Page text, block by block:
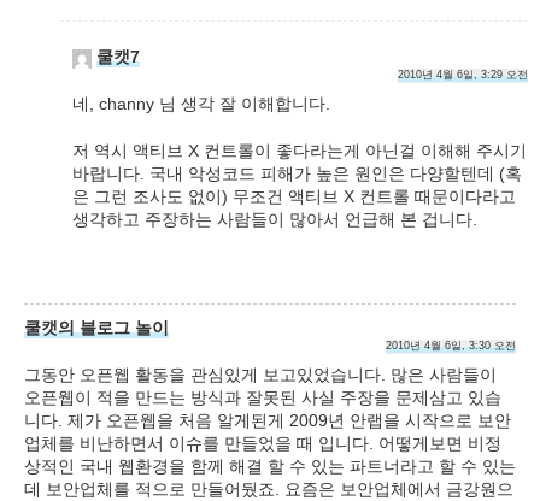
쿨캣7
2010년 4월 6일, 3:29 오전
네, channy 님 생각 잘 이해합니다.
저 역시 액티브 X 컨트롤이 좋다라는게 아닌걸 이해해 주시기
바랍니다. 국내 악성코드 피해가 높은 원인은 다양할텐데 (혹
은 그런 조사도 없이) 무조건 액티브 X 컨트롤 때문이다라고
생각하고 주장하는 사람들이 많아서 언급해 본 겁니다.
쿨캣의 블로그 놀이
2010년 4월 6일, 3:30 오전
그동안 오픈웹 활동을 관심있게 보고있었습니다. 많은 사람들이
오픈웹이 적을 만드는 방식과 잘못된 사실 주장을 문제삼고 있습
니다. 제가 오픈웹을 처음 알게된게 2009년 안랩을 시작으로 보안
업체를 비난하면서 이슈를 만들었을 때 입니다. 어떻게보면 비정
상적인 국내 웹환경을 함께 해결 할 수 있는 파트너라고 할 수 있는
데 보안업체를 적으로 만들어뒀죠. 요즘은 보안업체에서 금강원으